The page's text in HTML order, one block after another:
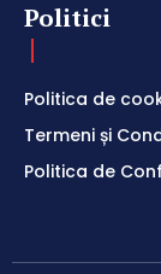
Politici
Politica de
Termeni și
Politica de